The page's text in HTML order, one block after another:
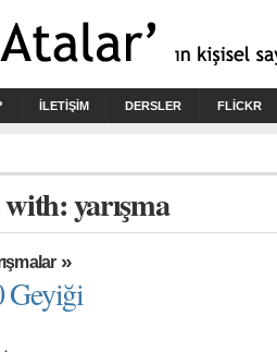
İLETİŞİM DERSLER FLICKR
yarışma
»
Geyiği